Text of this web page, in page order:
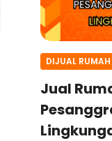
DIJUAL RUMAH
Jual